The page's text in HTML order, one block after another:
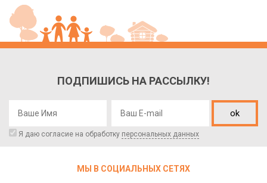
ПОДПИШИСЬ НА РАССЫЛКУ!
ok
Я даю согласие на обработку персональных данных
МЫ В СОЦИАЛЬНЫХ СЕТЯХ